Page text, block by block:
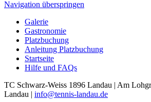
Navigation überspringen
Galerie
Gastronomie
Platzbuchung
Anleitung Platzbuchung
Startseite
Hilfe und FAQs
TC Schwarz-Weiss 1896 Landau | Am
Landau | info@tennis-landau.de